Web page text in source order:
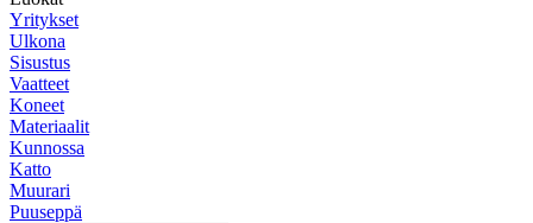
Yritykset
Ulkona
Sisustus
Vaatteet
Koneet
Materiaalit
Kunnossa
Katto
Muurari
Puuseppä